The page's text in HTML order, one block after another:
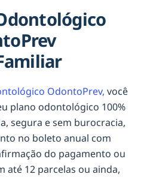
OdontoPrev, você
plano odontológico 100%
segura e sem burocracia,
no boleto anual com
do pagamento ou
até 12 parcelas ou ainda,